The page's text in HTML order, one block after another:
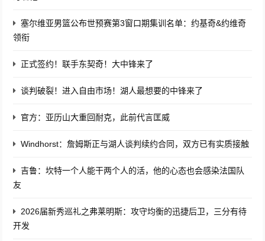
塞尔维亚男篮公布世预赛第3窗口期集训名单：约基奇&约维奇
领衔
正式签约！联手东契奇！大中锋来了
谈判破裂！进入自由市场！湖人最想要的中锋来了
官方：亚历山大重回耐克，此前代言匡威
Windhorst：詹姆斯正与湖人谈判续约合同，双方已有实质接触
吉鲁：坎特一个人能干两个人的活，他的心态也会感染法国队
友
2026届新秀巡礼之弗莱明斯：攻守均衡的迅捷后卫，三分有待
开发